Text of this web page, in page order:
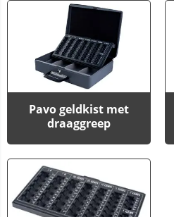
Pavo geldkist met
draaggreep